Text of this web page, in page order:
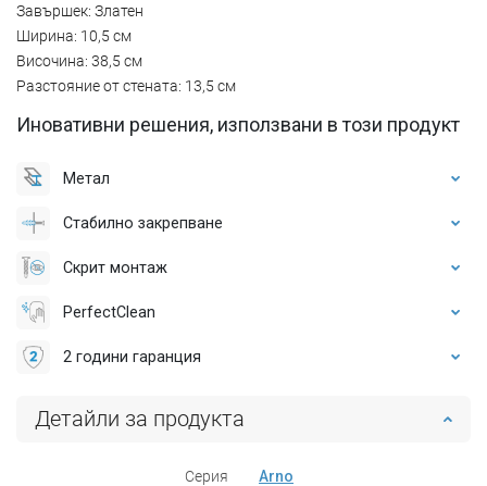
Завършек: Златен
Ширина: 10,5 см
Височина: 38,5 см
Разстояние от стената: 13,5 см
Иновативни решения, използвани в този продукт
Метал
Стабилно закрепване
Скрит монтаж
PerfectClean
2 години гаранция
Детайли за продукта
Серия Arno